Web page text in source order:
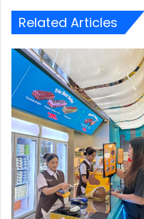
Related Articles